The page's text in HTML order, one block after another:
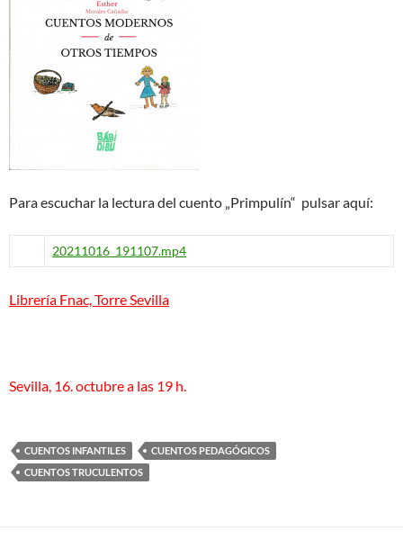
Para escuchar la lectura del cuento „Primpulín“ pulsar aquí:
20211016_191107.mp4
Librería Fnac, Torre Sevilla
Sevilla, 16. octubre a las 19 h.
CUENTOS INFANTILES
CUENTOS PEDAGÓGICOS
CUENTOS TRUCULENTOS